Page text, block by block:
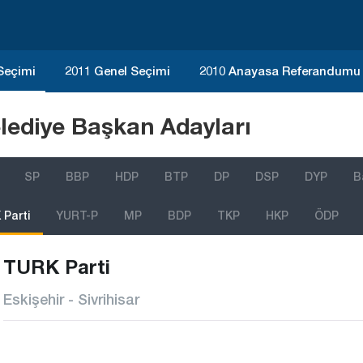
2011 Genel Seçimi 2010 Anayasa Referandumu
Başkan Adayları
SP BBP HDP BTP DP DSP DYP
Parti YURT-P MP BDP TKP HKP ÖDP
TURK Parti
Eskişehir - Sivrihisar